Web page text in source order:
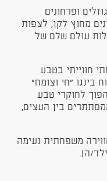
ופרחונים
מחוץ לקן, לצפות
עולם שלם של
חווייתי בטבע
בינגו "חי וצומח"
לחוקרי טבע
בין העצים,
6, מתקיים באווירה משפחתית נעימה
ה).